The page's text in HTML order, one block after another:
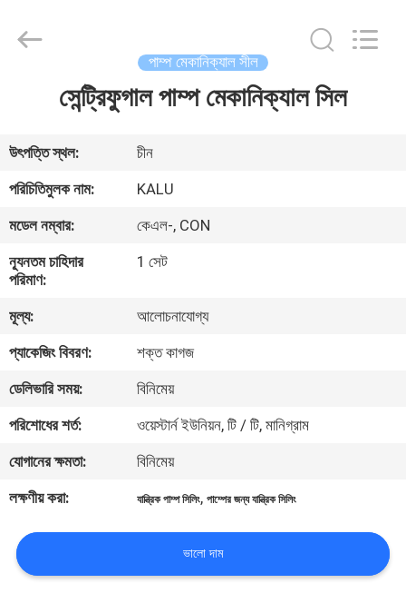
পণ্য
VR
আমাদের
সম্পর্কে
কারখানা
ভ্রমণ
মান
যোগাযোগ
Rights
পাম্প মেকানিক্যাল সীল
সেন্ট্রিফুগাল পাম্প মেকানিক্যাল সিল
উৎপত্তি স্থল:
চীন
পরিচিতিমুলক নাম:
KALU
মডেল নম্বার:
কেএল-, CON
ন্যূনতম চাহিদার
পরিমাণ:
1 সেট
মূল্য:
আলোচনাযোগ্য
প্যাকেজিং বিবরণ:
শক্ত কাগজ
ডেলিভারি সময়:
বিনিমেয়
পরিশোধের শর্ত:
ওয়েস্টার্ন ইউনিয়ন, টি / টি, মানিগ্রাম
যোগানের ক্ষমতা:
বিনিমেয়
লক্ষণীয় করা:
যান্ত্রিক পাম্প সিলিং,পাম্পের জন্য যান্ত্রিক সিলিং
ভালো দাম